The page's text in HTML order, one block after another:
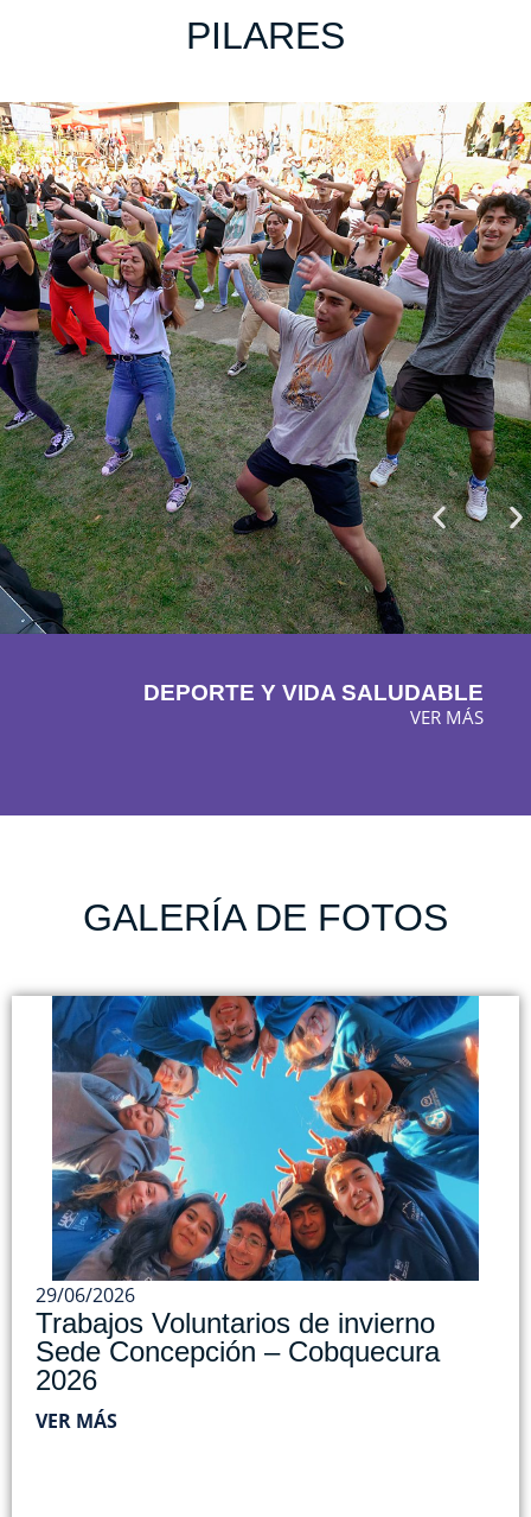
PILARES
DEPORTE Y VIDA SALUDABLE
VER MÁS
GALERÍA DE FOTOS
29/06/2026
Trabajos Voluntarios de invierno
Sede Concepción – Cobquecura
2026
VER MÁS